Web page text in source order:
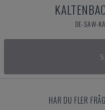
DE-SAW-
HAR DU FLER